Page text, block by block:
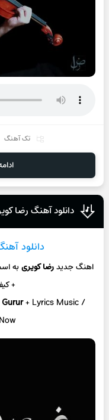
تک آهنگ
دانلود آهنگ رضا
دانلود
اهنگ جدیدرضا کویریبه
+
+ Lyrics Music /